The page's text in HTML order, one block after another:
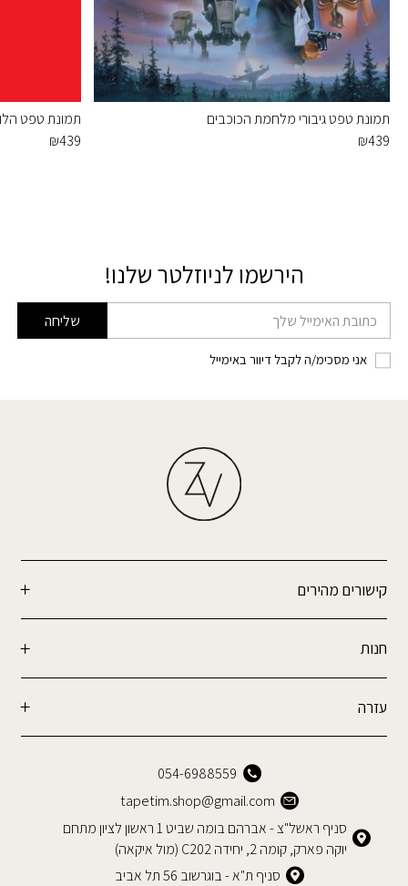
תמונת טפט גיבורי מלחמת הכוכבים
₪439
תמונת טפט הלו
₪439
הירשמו לניוזלטר שלנו!
דוא׳׳ל שליחה
אני מסכימ/ה לקבל דיוור באימייל
קישורים מהירים
חנות
עזרה
054-6988559
tapetim.shop@gmail.com
סניף ראשל"צ - אברהם בומה שביט 1 ראשון לציון מתחם
יוקה פארק, קומה 2, יחידה C202 (מול איקאה)
סניף ת"א - בוגרשוב 56 תל אביב